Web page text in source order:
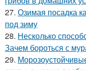
27. Озимая посадка
под зиму
28. Несколько
Зачем бороться с
29.